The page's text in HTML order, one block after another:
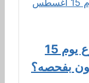
انتشار الشرطة في الشوارع يوم 15
بفحصه؟